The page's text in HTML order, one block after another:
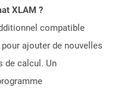
XLAM ?
compatible
ajouter de nouvelles
de calcul. Un